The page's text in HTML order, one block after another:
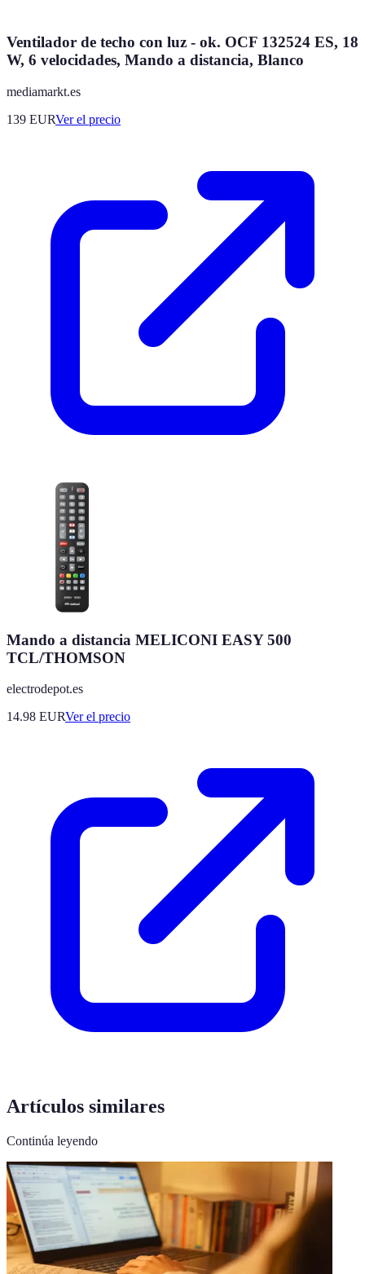
Ventilador de techo con luz - ok. OCF 132524 ES, 18
W, 6 velocidades, Mando a distancia, Blanco
mediamarkt.es
139 EURVer el precio
Mando a distancia MELICONI EASY 500
TCL/THOMSON
electrodepot.es
14.98 EURVer el precio
Artículos similares
Continúa leyendo